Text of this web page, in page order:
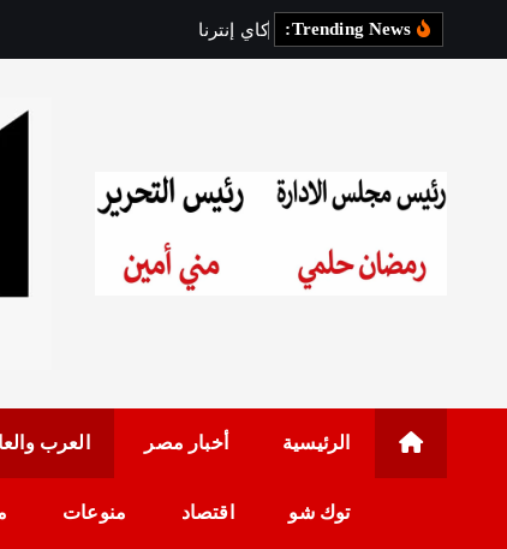
م
كاي نتر نا
رئيس مجلس
الرئيسية أخبار مصر العرب
توك شو اقتصاد منوعات